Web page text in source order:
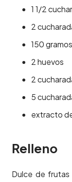
1 1/2
2
150
2 huevos
2
5
extracto
Relleno
Dulce de frutas